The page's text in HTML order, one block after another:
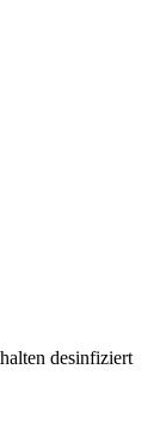
desinfiziert